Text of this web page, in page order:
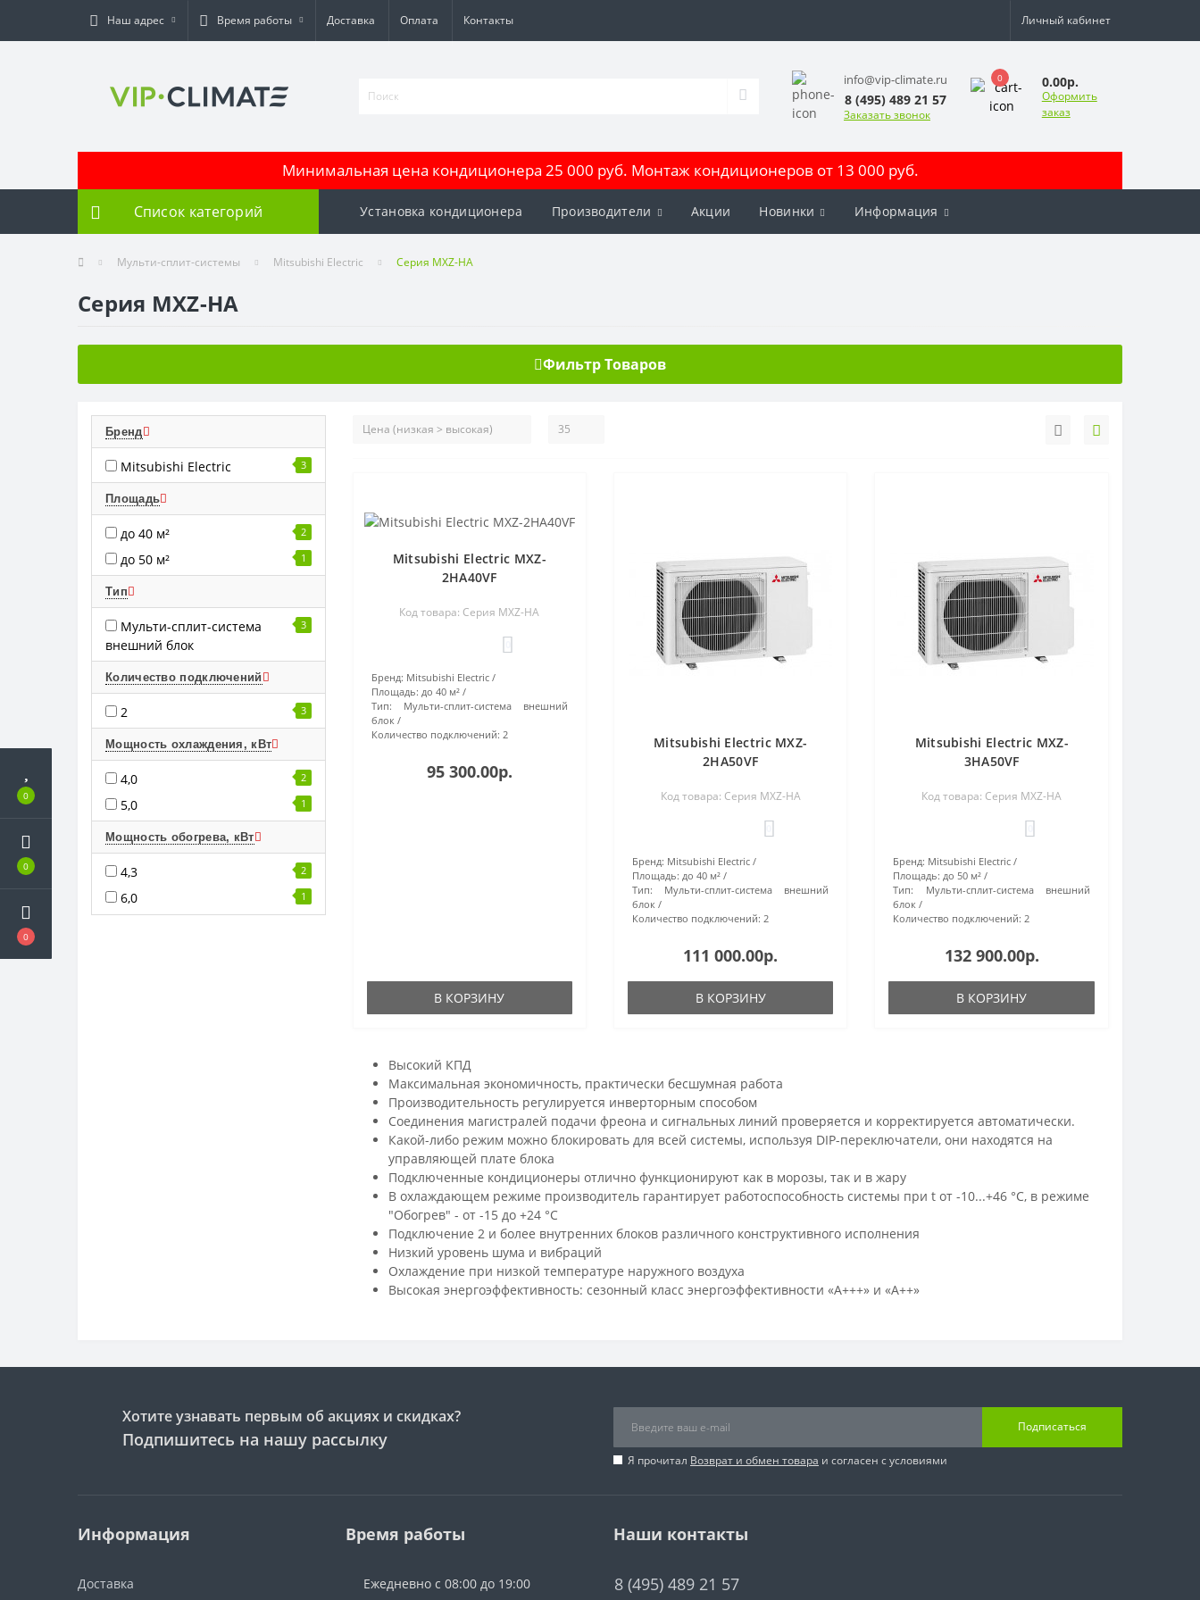
0
0
0
Наш адрес Время работы Доставка Оплата Контакты Личный кабинет
info@vip-climate.ru
8 (495) 489 21 57
Заказать звонок
0 0.00р.
Оформить
заказ
Минимальная цена кондиционера 25 000 руб. Монтаж кондиционеров от 13 000 руб.
Список категорий Установка кондиционера Производители Акции Новинки Информация
Мульти-сплит-системы Mitsubishi Electric Серия MXZ-HA
Серия MXZ-HA
Фильтр Товаров
Бренд
Mitsubishi Electric 3
Площадь
до 40 м² 2
до 50 м² 1
Тип
Мульти-сплит-система
внешний блок
3
Количество подключений
2 3
Мощность охлаждения, кВт
4,0 2
5,0 1
Мощность обогрева, кВт
4,3 2
6,0 1
Mitsubishi Electric MXZ-
2HA40VF
Код товара: Серия MXZ-HA
Бренд: Mitsubishi Electric
Площадь: до 40 м²
Тип:
Мульти-сплит-система внешний
блок
Количество подключений: 2
95 300.00р.
В КОРЗИНУ
Mitsubishi Electric MXZ-
2HA50VF
Код товара: Серия MXZ-HA
Бренд: Mitsubishi Electric
Площадь: до 40 м²
Тип:
Мульти-сплит-система внешний
блок
Количество подключений: 2
111 000.00р.
В КОРЗИНУ
Mitsubishi Electric MXZ-
3HA50VF
Код товара: Серия MXZ-HA
Бренд: Mitsubishi Electric
Площадь: до 50 м²
Тип:
Мульти-сплит-система внешний
блок
Количество подключений: 2
132 900.00р.
В КОРЗИНУ
Высокий КПД
Максимальная экономичность, практически бесшумная работа
Производительность регулируется инверторным способом
Соединения магистралей подачи фреона и сигнальных линий проверяется и корректируется автоматически.
Какой-либо режим можно блокировать для всей системы, используя DIP-переключатели, они находятся на
управляющей плате блока
Подключенные кондиционеры отлично функционируют как в морозы, так и в жару
В охлаждающем режиме производитель гарантирует работоспособность системы при t от -10...+46 °С, в режиме
"Обогрев" - от -15 до +24 °С
Подключение 2 и более внутренних блоков различного конструктивного исполнения
Низкий уровень шума и вибраций
Охлаждение при низкой температуре наружного воздуха
Высокая энергоэффективность: сезонный класс энергоэффективности «А+++» и «А++»
Хотите узнавать первым об акциях и скидках?
Подпишитесь на нашу рассылку
Подписаться
Я прочитал Возврат и обмен товара и согласен с условиями
Информация
Доставка
Время работы
Ежедневно с 08:00 до 19:00
Наши контакты
8 (495) 489 21 57